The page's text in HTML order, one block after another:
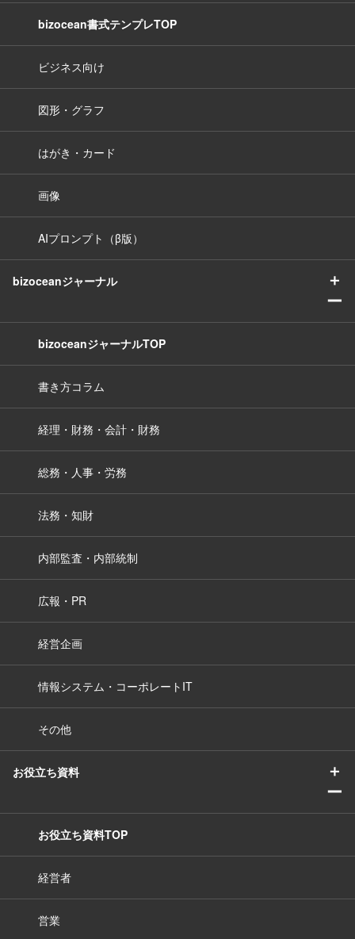
bizocean書式テンプレTOP
ビジネス向け
図形・グラフ
はがき・カード
画像
AIプロンプト（β版）
bizoceanジャーナル
＋
ー
bizoceanジャーナルTOP
書き方コラム
経理・財務・会計・財務
総務・人事・労務
法務・知財
内部監査・内部統制
広報・PR
経営企画
情報システム・コーポレートIT
その他
お役立ち資料
＋
ー
お役立ち資料TOP
経営者
営業